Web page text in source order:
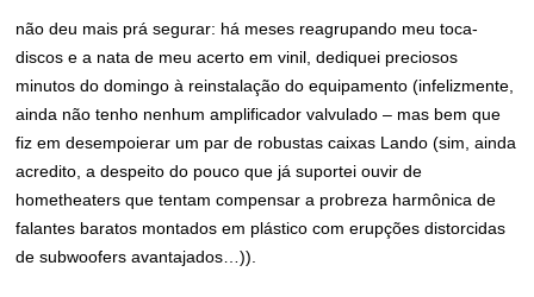
não deu mais prá segurar: há meses reagrupando meu toca-
discos e a nata de meu acerto em vinil, dediquei preciosos
minutos do domingo à reinstalação do equipamento (infelizmente,
ainda não tenho nenhum amplificador valvulado – mas bem que
fiz em desempoierar um par de robustas caixas Lando (sim, ainda
acredito, a despeito do pouco que já suportei ouvir de
hometheaters que tentam compensar a probreza harmônica de
falantes baratos montados em plástico com erupções distorcidas
de subwoofers avantajados…)).